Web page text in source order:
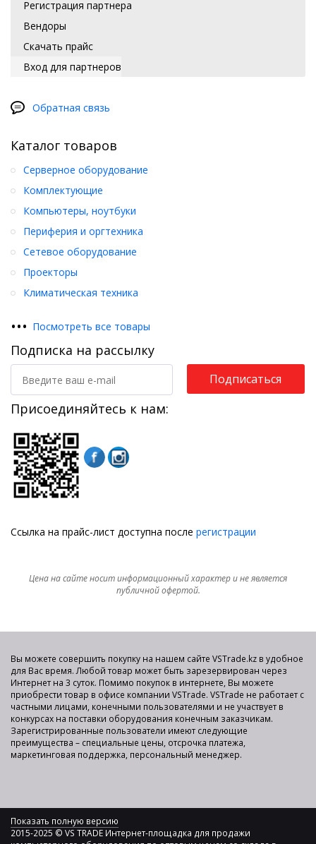
Регистрация партнера
Вендоры
Скачать прайс
Вход для партнеров
Обратная связь
Каталог товаров
Серверное оборудование
Комплектующие
Компьютеры, ноутбуки
Периферия и оргтехника
Сетевое оборудование
Проекторы
Климатическая техника
••• Посмотреть все товары
Подписка на рассылку
Подписаться
Присоединяйтесь к нам:
Ссылка на прайс-лист доступна после регистрации
Цена на сайте носит информационный характер и не является
публичной офертой.
Вы можете совершить покупку на нашем сайте VSTrade.kz в удобное
для Вас время. Любой товар может быть зарезервирован через
Интернет на 3 суток. Помимо покупок в интернете, Вы можете
приобрести товар в офисе компании VSTrade. VSTrade не работает с
частными лицами, конечными пользователями и не участвует в
конкурсах на поставки оборудования конечным заказчикам.
Зарегистрированные пользователи имеют следующие
преимущества – специальные цены, отсрочка платежа,
маркетинговая поддержка, персональный менеджер.
Показать полную версию
2015-2025 © VS TRADE Интернет-площадка для продажи